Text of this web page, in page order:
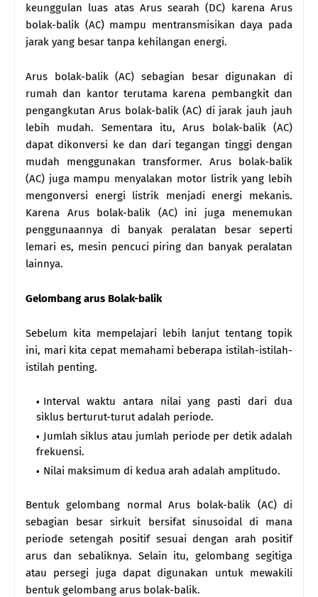
keunggulan luas atas Arus searah (DC) karena Arus
bolak-balik (AC) mampu mentransmisikan daya pada
jarak yang besar tanpa kehilangan energi.
Arus bolak-balik (AC) sebagian besar digunakan di
rumah dan kantor terutama karena pembangkit dan
pengangkutan Arus bolak-balik (AC) di jarak jauh jauh
lebih mudah. Sementara itu, Arus bolak-balik (AC)
dapat dikonversi ke dan dari tegangan tinggi dengan
mudah menggunakan transformer. Arus bolak-balik
(AC) juga mampu menyalakan motor listrik yang lebih
mengonversi energi listrik menjadi energi mekanis.
Karena Arus bolak-balik (AC) ini juga menemukan
penggunaannya di banyak peralatan besar seperti
lemari es, mesin pencuci piring dan banyak peralatan
lainnya.
Gelombang arus Bolak-balik
Sebelum kita mempelajari lebih lanjut tentang topik
ini, mari kita cepat memahami beberapa istilah-istilah-
istilah penting.
Interval waktu antara nilai yang pasti dari dua
siklus berturut-turut adalah periode.
Jumlah siklus atau jumlah periode per detik adalah
frekuensi.
Nilai maksimum di kedua arah adalah amplitudo.
Bentuk gelombang normal Arus bolak-balik (AC) di
sebagian besar sirkuit bersifat sinusoidal di mana
periode setengah positif sesuai dengan arah positif
arus dan sebaliknya. Selain itu, gelombang segitiga
atau persegi juga dapat digunakan untuk mewakili
bentuk gelombang arus bolak-balik.